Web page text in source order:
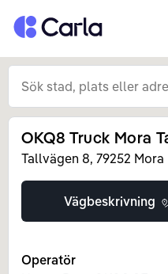
Tillbaka till startsidan
OKQ8 Truck Mora
Tallvägen 8, 79252 Mora
Vägbeskrivning
Operatör